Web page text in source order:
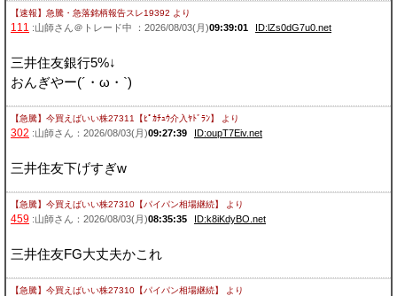
【速報】急騰・急落銘柄報告スレ19392 より
111 :山師さん＠トレード中 ：2026/08/03(月)09:39:01 ID:lZs0dG7u0.net
三井住友銀行5%↓
おんぎやー(´・ω・`)
【急騰】今買えばいい株27311【ﾋﾟｶﾁｭｳ介入ﾔﾄﾞﾗﾝ】 より
302 :山師さん：2026/08/03(月)09:27:39 ID:oupT7Eiv.net
三井住友下げすぎw
【急騰】今買えばいい株27310【パイパン相場継続】 より
459 :山師さん：2026/08/03(月)08:35:35 ID:k8iKdyBO.net
三井住友FG大丈夫かこれ
【急騰】今買えばいい株27310【パイパン相場継続】 より